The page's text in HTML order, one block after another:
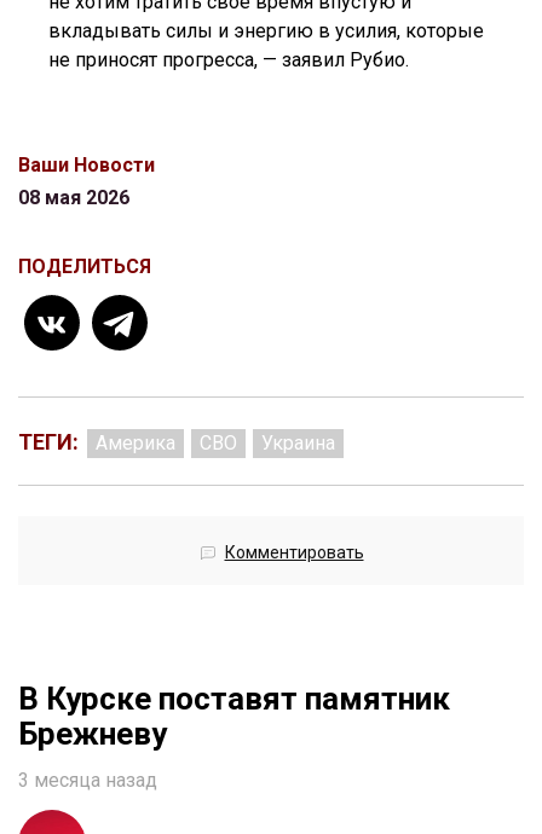
вкладывать силы и энергию в усилия, которые
не приносят прогресса, — заявил Рубио.
Ваши Новости
08 мая 2026
ПОДЕЛИТЬСЯ
ТЕГИ: Америка СВО Украина
Комментировать
В Курске поставят памятник
Брежневу
3 месяца назад